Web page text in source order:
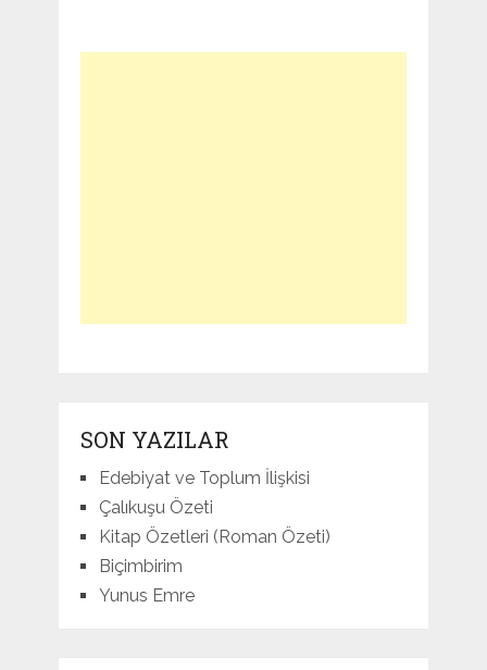
SON YAZILAR
Edebiyat ve Toplum İlişkisi
Çalıkuşu Özeti
Kitap Özetleri (Roman Özeti)
Biçimbirim
Yunus Emre